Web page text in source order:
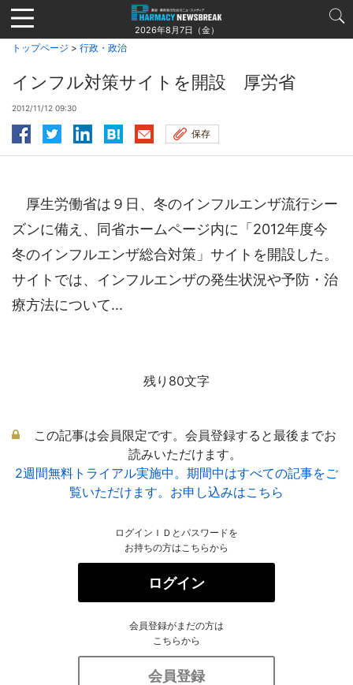
Jump
to
navigation
2026年8月7日（金）
トップページ > 行政・政治
インフル対策サイトを開設 厚労省
2012/11/12 09:30
保存
厚生労働省は９日、冬のインフルエンザ流行シー
ズンに備え、同省ホームページ内に「2012年度今
冬のインフルエンザ総合対策」サイトを開設した。
サイトでは、インフルエンザの発生状況や予防・治
療方法について...
残り80文字
この記事は会員限定です。会員登録すると最後までお
読みいただけます。
2週間無料トライアル実施中。期間中はすべての記事をご
覧いただけます。お申し込みはこちら
ログインＩＤとパスワードを
お持ちの方はこちらから
ログイン
会員登録がまだの方は
こちらから
会員登録